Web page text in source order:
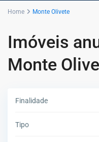
Home Monte Olivete
Imóveis
Monte
Finalidade
Tipo